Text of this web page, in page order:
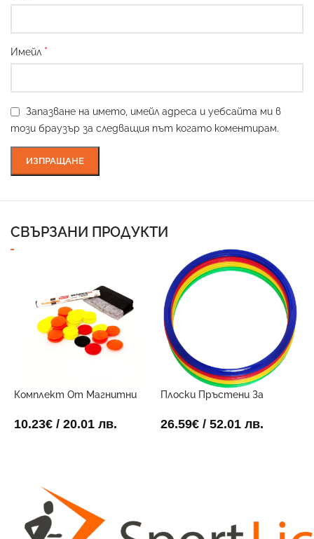
Имейл *
Запазване на името, имейл адреса и уебсайта ми в
този браузър за следващия път когато коментирам.
СВЪРЗАНИ ПРОДУКТИ
Комплект От Магнитни
10.23€ / 20.01 лв.
Плоски Пръстени За
12)4 45см
26.59€/ 52.01 лв.